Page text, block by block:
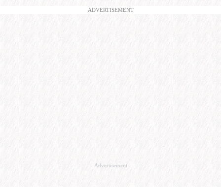
ADVERTISEMENT
Advertisement